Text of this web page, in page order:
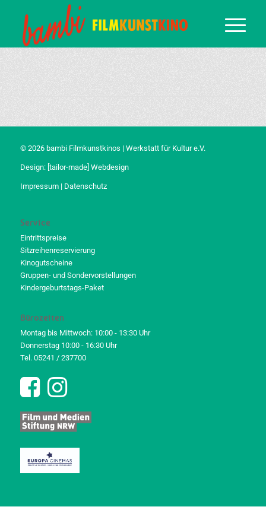
© 2026 bambi Filmkunstkinos | Werkstatt für Kultur e.V.
Design: [tailor-made] Webdesign
Impressum| Datenschutz
Service
Eintrittspreise
Sitzreihenreservierung
Kinogutscheine
Gruppen- und Sondervorstellungen
Kindergeburtstags-Paket
Bürozeiten
Montag bis Mittwoch: 10:00 - 13:30 Uhr
Donnerstag 10:00 - 16:30 Uhr
Tel. 05241 / 237700